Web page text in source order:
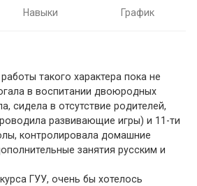
Навыки График
такого характера пока не
в воспитании двоюродных
сидела в отсутствие родителей,
развивающие игры) и 11-ти
контролировала домашние
занятия русским и
ГУУ, очень бы хотелось